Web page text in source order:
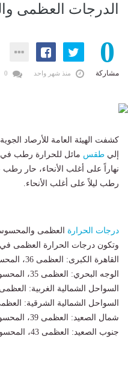
الدرجات العظمى
0
مشاركة منذ شهر واحد
كشفت الهيئة العامة للأرصاد
إلي طقس مائل للحرارة رطب في
نهاراً على أغلب الأنحاء، حار
رطب ليلاً على أغلب الأنحاء.
درجات الحرارة العظمى
وتكون درجات الحرارة العظمى
القاهرة الكبرى: العظمى 36، المحسوسة 38.
الوجه البحري: العظمى 35، المحسوسة 37.
السواحل الشمالية الغربية: العظمى 29، المحسوسة 32.
السواحل الشمالية الشرقية: العظمى 31، المحسوسة
شمال الصعيد: العظمى 39، المحسوسة 41.
جنوب الصعيد: العظمى 43، المحسوسة 44.